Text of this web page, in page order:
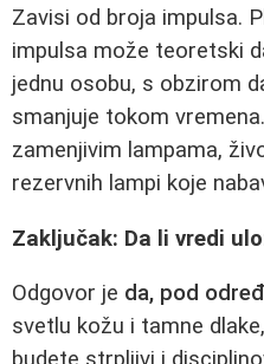
Zavisi od broja impulsa.
impulsa može teoretski
jednu osobu, s obzirom
smanjuje tokom
zamenjivim lampama,
rezervnih lampi koje
Zaključak: Da li vredi
Odgovor je da, pod
svetlu kožu i tamne